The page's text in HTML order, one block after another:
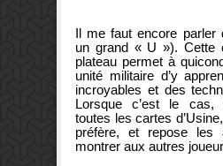
Il me faut encore parler
un grand « U »). Cette
plateau permet à
unité militaire d’y
incroyables et des
Lorsque c’est le cas,
toutes les cartes
préfère, et repose les
montrer aux autres